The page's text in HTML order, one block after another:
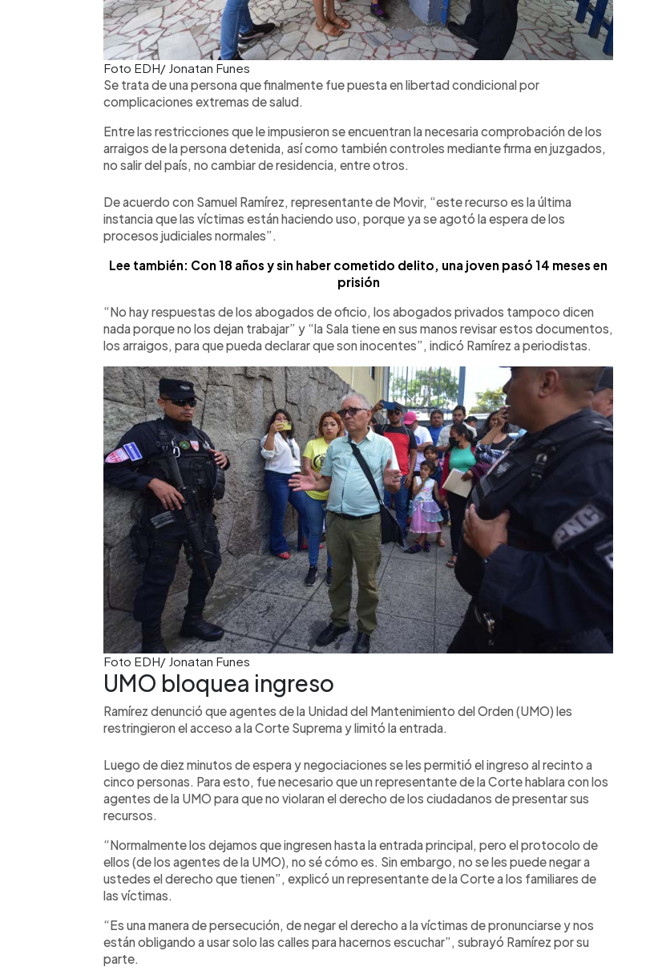
Foto EDH/ Jonatan Funes
Se trata de una persona que finalmente fue puesta en libertad condicional por
complicaciones extremas de salud.
Entre las restricciones que le impusieron se encuentran la necesaria comprobación de los
arraigos de la persona detenida, así como también controles mediante firma en juzgados,
no salir del país, no cambiar de residencia, entre otros.
De acuerdo con Samuel Ramírez, representante de Movir, “este recurso es la última
instancia que las víctimas están haciendo uso, porque ya se agotó la espera de los
procesos judiciales normales”.
Lee también: Con 18 años y sin haber cometido delito, una joven pasó 14 meses en
prisión
“No hay respuestas de los abogados de oficio, los abogados privados tampoco dicen
nada porque no los dejan trabajar” y “la Sala tiene en sus manos revisar estos documentos,
los arraigos, para que pueda declarar que son inocentes”, indicó Ramírez a periodistas.
Foto EDH/ Jonatan Funes
UMO bloquea ingreso
Ramírez denunció que agentes de la Unidad del Mantenimiento del Orden (UMO) les
restringieron el acceso a la Corte Suprema y limitó la entrada.
Luego de diez minutos de espera y negociaciones se les permitió el ingreso al recinto a
cinco personas. Para esto, fue necesario que un representante de la Corte hablara con los
agentes de la UMO para que no violaran el derecho de los ciudadanos de presentar sus
recursos.
“Normalmente los dejamos que ingresen hasta la entrada principal, pero el protocolo de
ellos (de los agentes de la UMO), no sé cómo es. Sin embargo, no se les puede negar a
ustedes el derecho que tienen”, explicó un representante de la Corte a los familiares de
las víctimas.
“Es una manera de persecución, de negar el derecho a la víctimas de pronunciarse y nos
están obligando a usar solo las calles para hacernos escuchar”, subrayó Ramírez por su
parte.